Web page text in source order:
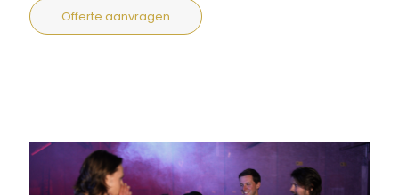
Offerte aanvragen